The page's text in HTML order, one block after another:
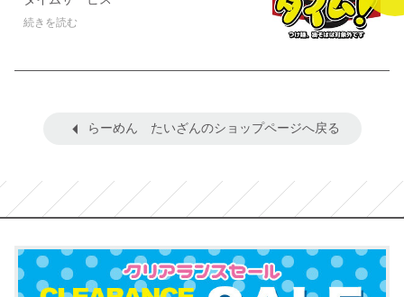
続きを読む
らーめん たいざんのショップページへ戻る